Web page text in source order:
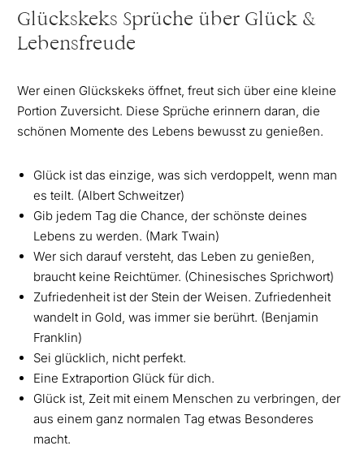
Glückskeks Sprüche über Glück &
Lebensfreude
Wer einen Glückskeks öffnet, freut sich über eine kleine
Portion Zuversicht. Diese Sprüche erinnern daran, die
schönen Momente des Lebens bewusst zu genießen.
Glück ist das einzige, was sich verdoppelt, wenn man
es teilt. (Albert Schweitzer)
Gib jedem Tag die Chance, der schönste deines
Lebens zu werden. (Mark Twain)
Wer sich darauf versteht, das Leben zu genießen,
braucht keine Reichtümer. (Chinesisches Sprichwort)
Zufriedenheit ist der Stein der Weisen. Zufriedenheit
wandelt in Gold, was immer sie berührt. (Benjamin
Franklin)
Sei glücklich, nicht perfekt.
Eine Extraportion Glück für dich.
Glück ist, Zeit mit einem Menschen zu verbringen, der
aus einem ganz normalen Tag etwas Besonderes
macht.